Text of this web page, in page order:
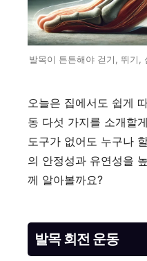
발목이 튼튼해야 걷기, 뛰기,
오늘은 집에서도 쉽게
동 다섯 가지를 소개할
도구가 없어도 누구나
의 안정성과 유연성을
께 알아볼까요?
발목 회전 운동